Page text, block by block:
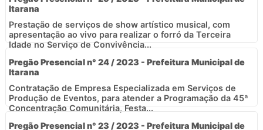
Itarana
Prestação de serviços de show artístico musical, com
apresentação ao vivo para realizar o forró da Terceira
Idade no Serviço de Convivência...
Pregão Presencial n° 24 / 2023 - Prefeitura Municipal de
Itarana
Contratação de Empresa Especializada em Serviços de
Produção de Eventos, para atender a Programação da 45ª
Concentração Comunitária, Festa...
Pregão Presencial n° 23 / 2023 - Prefeitura Municipal de